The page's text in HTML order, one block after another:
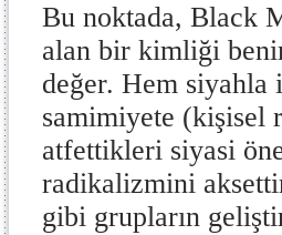
Bu noktada, Black
alan bir kimliği
değer. Hem
samimiyete (kişisel
atfettikleri siyasi
radikalizmini
gibi grupların